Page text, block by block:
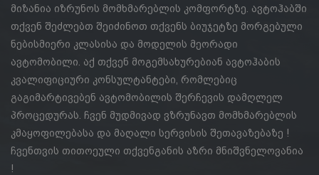
მიზანია იზრუნოს მომხმარებლის კომფორტზე. ავტოჰაბში
თქვენ შეძლებთ შეიძინოთ თქვენს ბიუჯეტზე მორგებული
ნებისმიერი კლასისა და მოდელის მეორადი
ავტომობილი. აქ თქვენ მოგემსახურებიან ავტოჰაბის
კვალიფიციური კონსულტანტები, რომლებიც
გაგიმარტივებენ ავტომობილის შერჩევის დამღლელ
პროცედურას. ჩვენ მუდმივად ვზრუნავთ მომხმარებლის
კმაყოფილებასა და მაღალი სერვისის შეთავაზებაზე !
ჩვენთვის თითოეული თქვენგანის აზრი მნიშვნელოვანია
!